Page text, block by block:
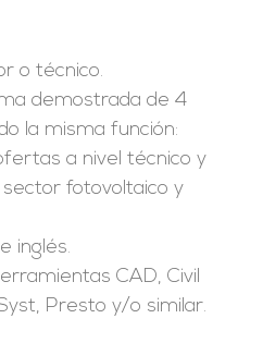
o técnico.
demostrada de 4
la misma función:
a nivel técnico y
fotovoltaico y
inglés.
CAD, Civil
Presto y/o similar.